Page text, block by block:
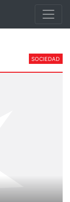
SOCIEDAD